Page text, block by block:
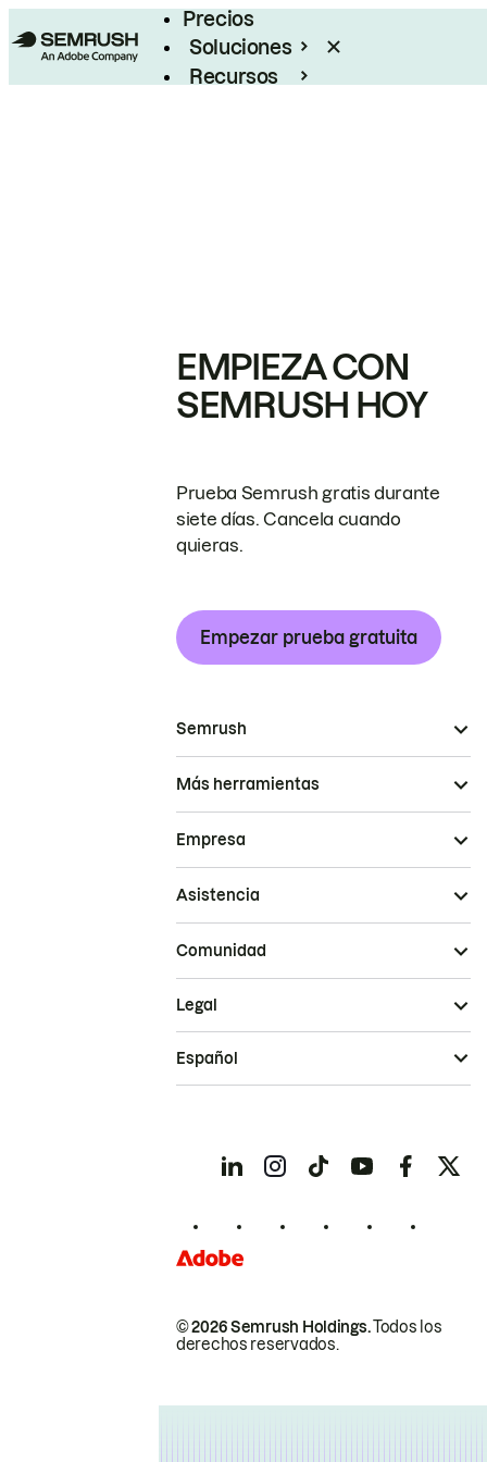
Precios
Soluciones
Recursos
EMPIEZA CON
SEMRUSH HOY
Prueba Semrush gratis durante
siete días. Cancela cuando
quieras.
Empezar prueba gratuita
Semrush
Más herramientas
Empresa
Asistencia
Comunidad
© 2026 Semrush Holdings.Todos los
derechos reservados.
Legal
Español